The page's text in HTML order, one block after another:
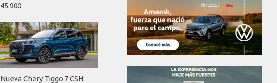
45.900
Nueva Chery Tiggo 7 CSH: